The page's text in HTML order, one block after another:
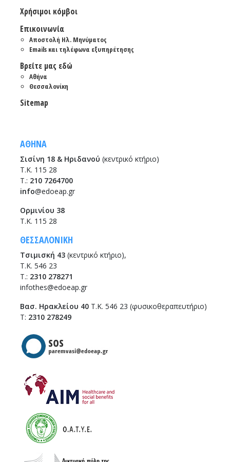
Χρήσιμοι κόμβοι
Επικοινωνία
Αποστολή Ηλ. Μηνύματος
Emails και τηλέφωνα εξυπηρέτησης
Βρείτε μας εδώ
Αθήνα
Θεσσαλονίκη
Sitemap
ΑΘΗΝΑ
Σισίνη 18 & Ηριδανού (κεντρικό κτήριο)
Τ.Κ. 115 28
T.: 210 7264700
info@edoeap.gr
Ορμινίου 38
Τ.Κ. 115 28
ΘΕΣΣΑΛΟΝΙΚΗ
Τσιμισκή 43 (κεντρικό κτήριο),
Τ.Κ. 546 23
T.: 2310 278271
infothes@edoeap.gr
Βασ. Ηρακλείου 40 Τ.Κ. 546 23 (φυσικοθεραπευτήριο)
Τ: 2310 278249